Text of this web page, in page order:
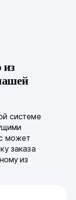
из
системе
может
заказа
из